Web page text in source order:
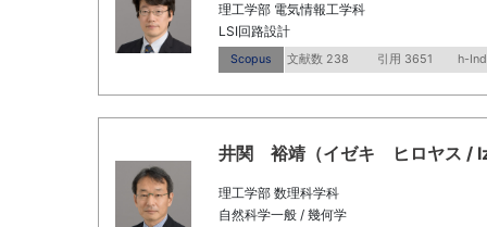
理工学部 電気情報工学科
LSI回路設計
Scopus 文献数 238 引用 3651 h-
井関 裕靖（イゼキ ヒロヤス /
理工学部 数理科学科
自然科学一般 / 幾何学